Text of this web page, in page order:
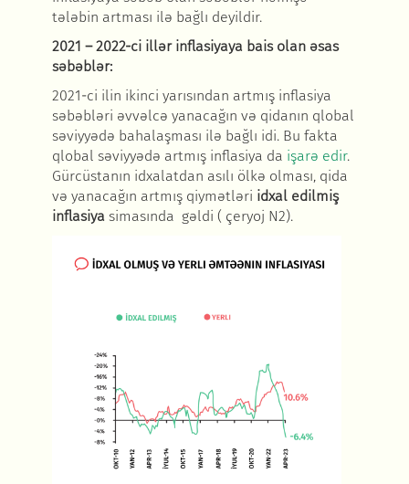
tələbin artması ilə bağlı deyildir.
2021 – 2022-ci illər inflasiyaya bais olan əsas
səbəblər:
2021-ci ilin ikinci yarısından artmış inflasiya
səbəbləri əvvəlcə yanacağın və qidanın qlobal
səviyyədə bahalaşması ilə bağlı idi. Bu fakta
qlobal səviyyədə artmış inflasiya da işarə edir.
Gürcüstanın idxalatdan asılı ölkə olması, qida
və yanacağın artmış qiymətləri idxal edilmiş
inflasiya simasında gəldi ( çeryoj N2).